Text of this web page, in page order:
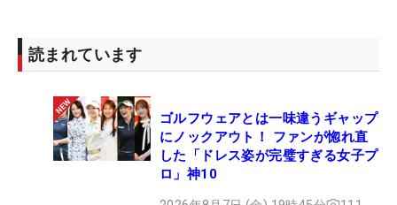
読まれています
ゴルフウェアとは一味違うギャップ
にノックアウト！ ファンが惚れ直
した「ドレス姿が完璧すぎる女子プ
ロ」神10